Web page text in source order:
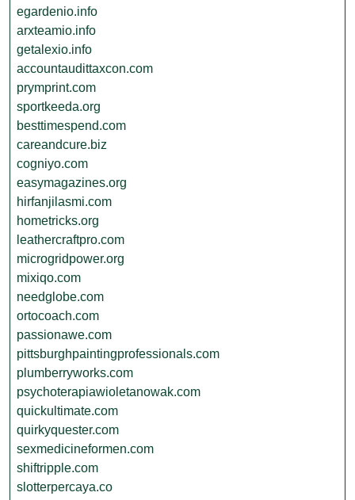
egardenio.info
arxteamio.info
getalexio.info
accountaudittaxcon.com
prymprint.com
sportkeeda.org
besttimespend.com
careandcure.biz
cogniyo.com
easymagazines.org
hirfanjilasmi.com
hometricks.org
leathercraftpro.com
microgridpower.org
mixiqo.com
needglobe.com
ortocoach.com
passionawe.com
pittsburghpaintingprofessionals.com
plumberryworks.com
psychoterapiawioletanowak.com
quickultimate.com
quirkyquester.com
sexmedicineformen.com
shiftripple.com
slotterpercaya.co